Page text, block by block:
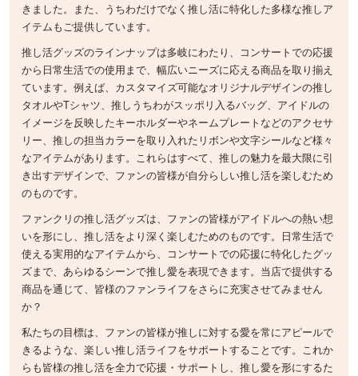
きました。また、うちわだけでなく推し活に特化した多様な推しア
イテムもご提供しています。
推し活グッズのラインナップは多岐にわたり、コンサートでの応援
から日常生活での使用まで、幅広いニーズに応える商品を取り揃え
ています。例えば、カスタマイズ可能なオリジナルデザインの推し
タオルやTシャツ、推しうちわがスッポリ入るバッグ、アイドルの
イメージを反映したキーホルダーやネームプレートなどのアクセサ
リー、推しの担当カラーを取り入れたリボンや文字シールなど様々
なアイテムがあります。これらはすべて、推しの魅力を最大限に引
き出すデザインで、ファンの皆様が自分らしい推し活を楽しむため
のものです。
ファンクリの推し活グッズは、ファンの皆様がアイドルへの熱い想
いを形にし、推し活をより深く楽しむためのものです。日常生活で
使える実用的なアイテムから、コンサートでの応援に特化したグッ
ズまで、あらゆるシーンで推し愛を表現できます。当店で提供する
商品を通じて、皆様のファンライフをさらに充実させてみません
か？
私たちの目標は、ファンの皆様が推しに対する愛を常にアピールで
きるような、楽しい推し活ライフをサポートすることです。これか
らも皆様の推し活を全力で応援・サポートし、推し愛を形にするた